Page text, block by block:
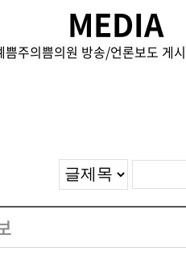
MEDIA
쁨주의쁨의원 방송/언론보도 게